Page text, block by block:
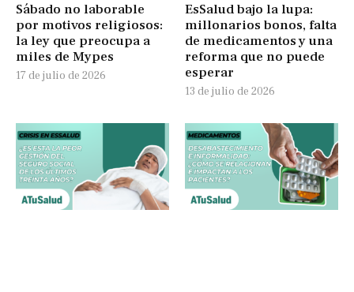
Sábado no laborable
por motivos religiosos:
la ley que preocupa a
miles de Mypes
17 de julio de 2026
EsSalud bajo la lupa:
millonarios bonos, falta
de medicamentos y una
reforma que no puede
esperar
13 de julio de 2026